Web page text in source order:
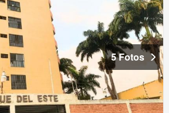
5 Fotos